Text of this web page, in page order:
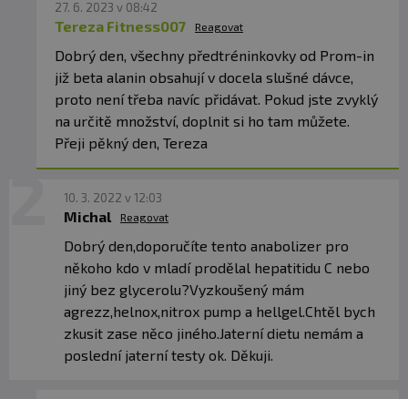
27. 6. 2023 v 08:42
Tereza Fitness007 Reagovat
Dobrý den, všechny předtréninkovky od Prom-in
již beta alanin obsahují v docela slušné dávce,
proto není třeba navíc přidávat. Pokud jste zvyklý
na určitě množství, doplnit si ho tam můžete.
Přeji pěkný den, Tereza
10. 3. 2022 v 12:03
Michal Reagovat
Dobrý den,doporučíte tento anabolizer pro
někoho kdo v mladí prodělal hepatitidu C nebo
jiný bez glycerolu?Vyzkoušený mám
agrezz,helnox,nitrox pump a hellgel.Chtěl bych
zkusit zase něco jiného.Jaterní dietu nemám a
poslední jaterní testy ok. Děkuji.